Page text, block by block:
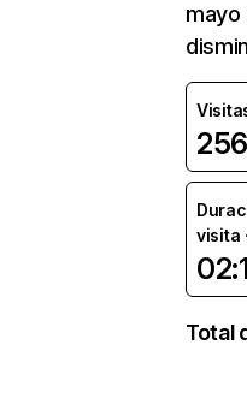
visita
Total